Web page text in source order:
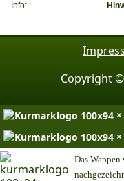
Info:
Copyright ©
×
×
Das